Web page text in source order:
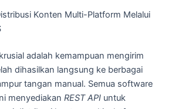
Konten Multi-Platform Melalui
adalah kemampuan mengirim
dihasilkan langsung ke berbagai
tangan manual. Semua software
menyediakan REST API untuk